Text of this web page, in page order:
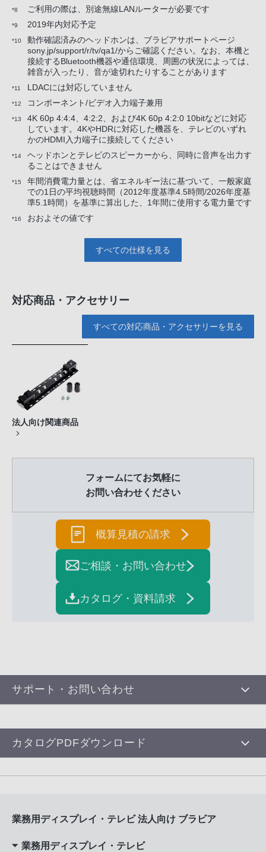
*8 ご利用の際は、別途無線LANルーターが必要です
*9 2019年内対応予定
*10
動作確認済みのヘッドホンは、ブラビアサポートページ
sony.jp/support/r/tv/qa1/からご確認ください。なお、本機と
接続するBluetooth機器や通信環境、周囲の状況によっては、
雑音が入ったり、音が途切れたりすることがあります
*11 LDACには対応していません
*12 コンポーネント/ビデオ入力端子兼用
*13
4K 60p 4:4:4、4:2:2、および4K 60p 4:2:0 10bitなどに対応
しています。4KやHDRに対応した機器を、テレビのいずれ
かのHDMI入力端子に接続してください
*14
ヘッドホンとテレビのスピーカーから、同時に音声を出力す
ることはできません
*15
年間消費電力量とは、省エネルギー法に基づいて、一般家庭
での1日の平均視聴時間（2012年度基準4.5時間/2026年度基
準5.1時間）を基準に算出した、1年間に使用する電力量です
*16 おおよその値です
すべての仕様を見る
対応商品・アクセサリー
すべての対応商品・アクセサリーを見る
法人向け関連商品
フォームにてお気軽に
お問い合わせください
概算見積の請求
ご相談・お問い合わせ
カタログ・資料請求
サポート・お問い合わせ
カタログPDFダウンロード
業務用ディスプレイ・テレビ 法人向け ブラビア
業務用ディスプレイ・テレビ